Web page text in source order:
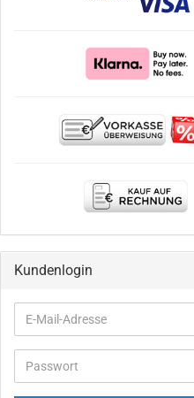
Kundenlogin
E-
Mail-
Adresse
Passwort